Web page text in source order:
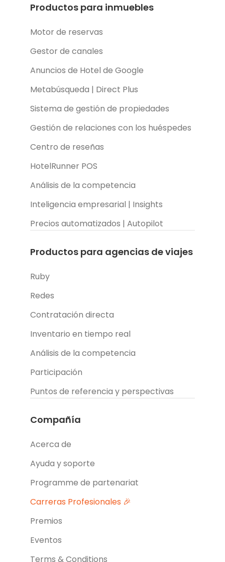
Productos para inmuebles
Motor de reservas
Gestor de canales
Anuncios de Hotel de Google
Metabúsqueda | Direct Plus
Sistema de gestión de propiedades
Gestión de relaciones con los huéspedes
Centro de reseñas
HotelRunner POS
Análisis de la competencia
Inteligencia empresarial | Insights
Precios automatizados | Autopilot
Productos para agencias de viajes
Ruby
Redes
Contratación directa
Inventario en tiempo real
Análisis de la competencia
Participación
Puntos de referencia y perspectivas
Compañía
Acerca de
Ayuda y soporte
Programme de partenariat
Carreras Profesionales 🎉
Premios
Eventos
Terms & Conditions